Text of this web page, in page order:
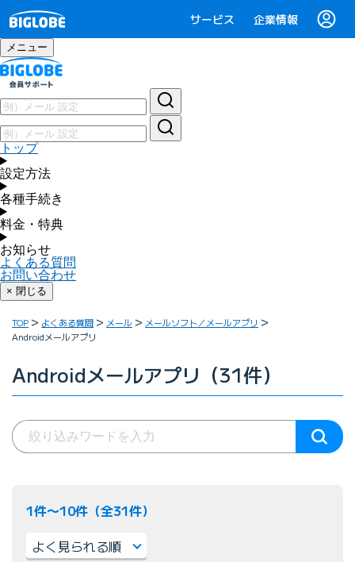
サービス 企業情報
メニュー
トップ
設定方法
各種手続き
料金・特典
お知らせ
よくある質問
お問い合わせ
× 閉じる
TOP よくある質問 メール
メールソフト／メールアプリ
Androidメールアプリ
Androidメールアプリ（31件）
1件〜10件（全31件）